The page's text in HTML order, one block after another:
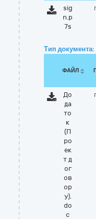
sig
n.p
7s
Тип документа:
ФАЙЛ
До
да
то
к
(П
ро
ек
т д
ог
ов
ор
у).
do
c